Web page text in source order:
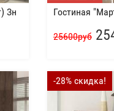
Зн Гостиная
25600руб
-28% скидка!